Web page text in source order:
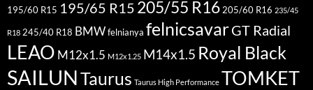
195/60 R15 195/65 R15 205/55 R16 205/60 R16 235/45
R18 245/40 R18 BMWfelnianya felnicsavarGT Radial
LEAO M12x1.5 M12x1.25 M14x1.5 Royal Black
SAILUNTaurus Taurus High Performance TOMKET